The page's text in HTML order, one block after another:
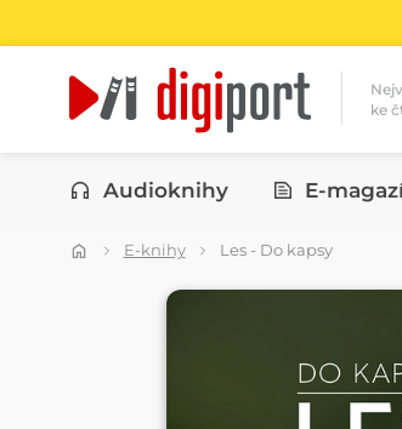
ke
Kategorie
Audioknihy E-
E-knihy Les - Do kapsy